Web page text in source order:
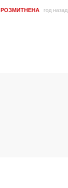
РОЗМИТНЕНА год назад